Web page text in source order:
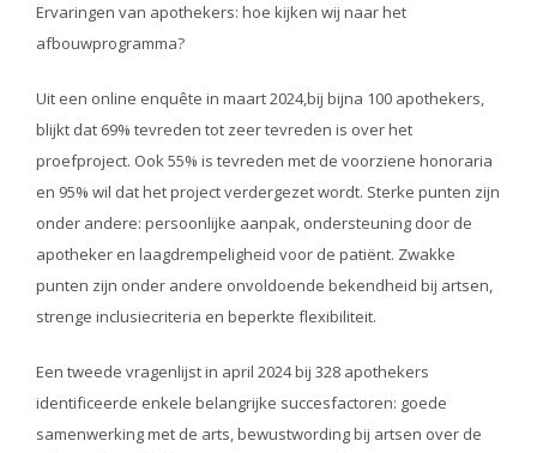
Ervaringen van apothekers: hoe kijken wij naar het
afbouwprogramma?
Uit een online enquête in maart 2024,bij bijna 100 apothekers,
blijkt dat 69% tevreden tot zeer tevreden is over het
proefproject. Ook 55% is tevreden met de voorziene honoraria
en 95% wil dat het project verdergezet wordt. Sterke punten zijn
onder andere: persoonlijke aanpak, ondersteuning door de
apotheker en laagdrempeligheid voor de patiënt. Zwakke
punten zijn onder andere onvoldoende bekendheid bij artsen,
strenge inclusiecriteria en beperkte flexibiliteit.
Een tweede vragenlijst in april 2024 bij 328 apothekers
identificeerde enkele belangrijke succesfactoren: goede
samenwerking met de arts, bewustwording bij artsen over de